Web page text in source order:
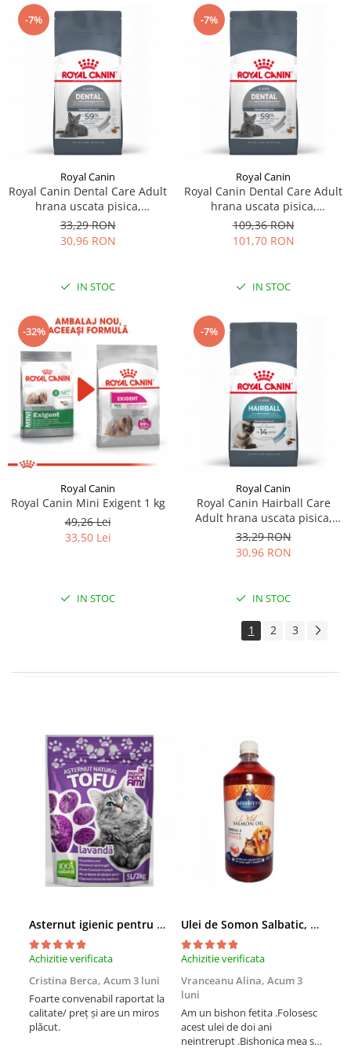
-7%
Royal Canin
Royal Canin Dental Care Adult
hrana uscata pisica,
reducerea formarii tartrului,
400 g
33,29 RON
30,96 RON
IN STOC
-7%
Royal Canin
Royal Canin Dental Care Adult
hrana uscata pisica,
reducerea formarii tartrului,
1.5 kg
109,36 RON
101,70 RON
IN STOC
-32%
Royal Canin
Royal Canin Mini Exigent 1 kg
49,26 Lei
33,50 Lei
IN STOC
-7%
Royal Canin
Royal Canin Hairball Care
Adult hrana uscata pisica,
limitarea ghemurilor de
blana, 400 g
33,29 RON
30,96 RON
IN STOC
1 2 3
Asternut igienic pentru pisici Tofu Lavanda, Mon Petit 5 l
Achizitie verificata
Cristina Berca, Acum 3 luni
Foarte convenabil raportat la
calitate/ preț și are un miros
plăcut.
Ulei de Somon Salbatic, câini și pisici, piele si blană, BEST4PETS, 1l
Achizitie verificata
Vranceanu Alina, Acum 3
luni
Am un bishon fetita .Folosesc
acest ulei de doi ani
neintrerupt .Bishonica mea se